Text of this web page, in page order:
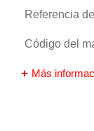
Referencia
Código del
Más